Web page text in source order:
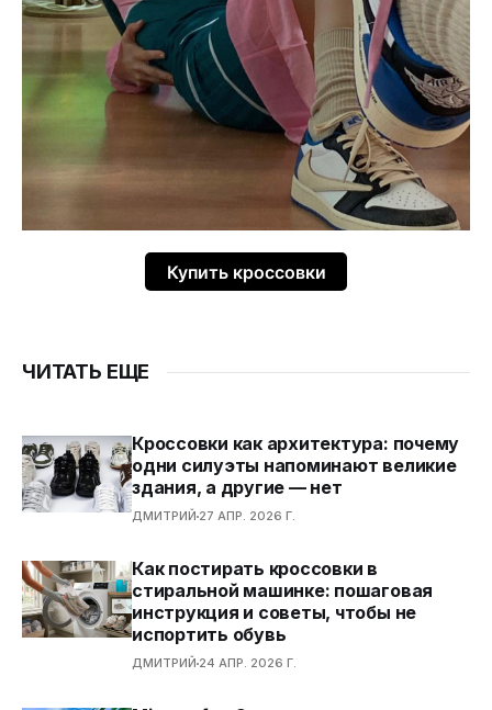
Купить кроссовки
ЧИТАТЬ ЕЩЕ
Кроссовки как архитектура: почему
одни силуэты напоминают великие
здания, а другие — нет
ДМИТРИЙ 27 АПР. 2026 Г.
Как постирать кроссовки в
стиральной машинке: пошаговая
инструкция и советы, чтобы не
испортить обувь
ДМИТРИЙ 24 АПР. 2026 Г.